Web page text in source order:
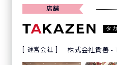
店舗
タ
運営会社 株式会社貴善 -